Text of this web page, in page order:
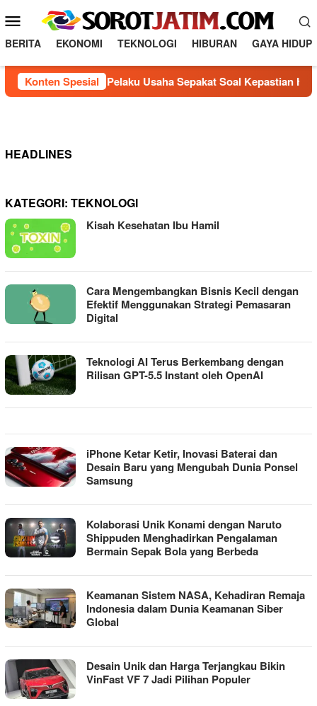
ke
konten
Menu
Mobile
BERITA EKONOMI TEKNOLOGI HIBURAN GAYA HIDUP
Konten Spesial
DPRD dan Pelaku Usaha Sepakat Soal Kepastian Hukum,
HEADLINES
KATEGORI: TEKNOLOGI
Kisah Kesehatan Ibu Hamil
Cara Mengembangkan Bisnis Kecil dengan
Efektif Menggunakan Strategi Pemasaran
Digital
Teknologi AI Terus Berkembang dengan
Rilisan GPT-5.5 Instant oleh OpenAI
iPhone Ketar Ketir, Inovasi Baterai dan
Desain Baru yang Mengubah Dunia Ponsel
Samsung
Kolaborasi Unik Konami dengan Naruto
Shippuden Menghadirkan Pengalaman
Bermain Sepak Bola yang Berbeda
Keamanan Sistem NASA, Kehadiran Remaja
Indonesia dalam Dunia Keamanan Siber
Global
Desain Unik dan Harga Terjangkau Bikin
VinFast VF 7 Jadi Pilihan Populer